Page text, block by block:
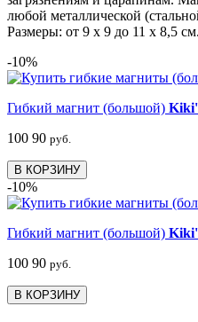
любой металлической
Размеры: от 9 х 9 до 11 х 8,5 см.
-10%
Гибкий магнит (большой)
100 90 руб.
В КОРЗИНУ
-10%
Гибкий магнит (большой)
100 90 руб.
В КОРЗИНУ